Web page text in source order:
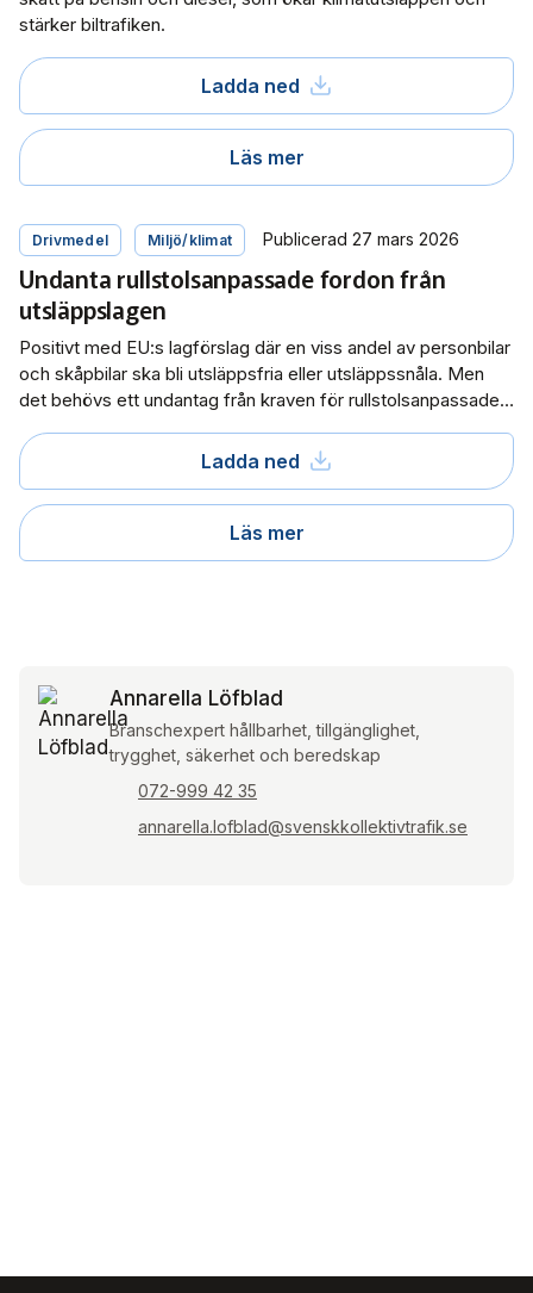
stärker biltrafiken.
Ladda ned
Läs mer
Drivmedel Miljö/klimat Publicerad 27 mars 2026
Undanta rullstolsanpassade fordon från
utsläppslagen
Positivt med EU:s lagförslag där en viss andel av personbilar
och skåpbilar ska bli utsläppsfria eller utsläppssnåla. Men
det behövs ett undantag från kraven för rullstolsanpassade
Ladda ned
Läs mer
Annarella Löfblad
Branschexpert hållbarhet, tillgänglighet,
trygghet, säkerhet och beredskap
072-999 42 35
annarella.lofblad@svenskkollektivtrafik.se